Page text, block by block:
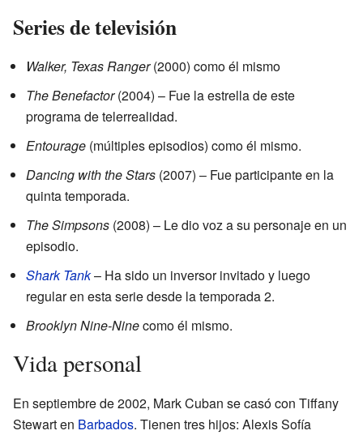
Series de televisión
Walker, Texas Ranger(2000) como él mismo
The Benefactor(2004) – Fue la estrella de este
programa de telerrealidad.
Entourage (múltiples episodios) como él mismo.
Dancing with the Stars (2007) – Fue participante en la
quinta temporada.
The Simpsons (2008) – Le dio voz a su personaje en un
episodio.
Shark Tank– Ha sido un inversor invitado y luego
regular en esta serie desde la temporada 2.
Brooklyn Nine-Ninecomo él mismo.
Vida personal
En septiembre de 2002, Mark Cuban se casó con Tiffany
Stewart en Barbados. Tienen tres hijos: Alexis Sofía